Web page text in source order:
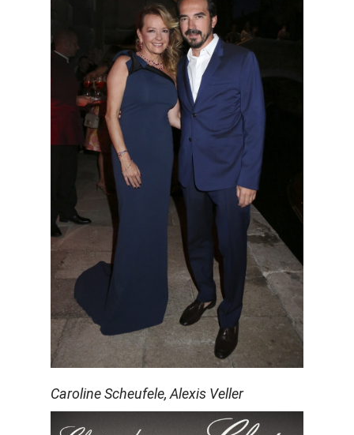
Caroline Scheufele, Alexis Veller